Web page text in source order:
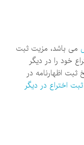
می باشد، مزیت ثبت
خود را در دیگر
ثبت اظهارنامه در
ثبت اختراع در دیگر